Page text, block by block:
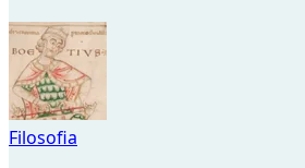
Filosofia